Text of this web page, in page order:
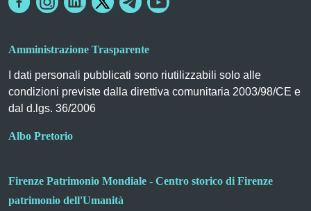
Amministrazione Trasparente
I dati personali pubblicati sono riutilizzabili solo alle
condizioni previste dalla direttiva comunitaria 2003/98/CE e
dal d.lgs. 36/2006
Albo Pretorio
Firenze Patrimonio Mondiale - Centro storico di Firenze
patrimonio dell'Umanità